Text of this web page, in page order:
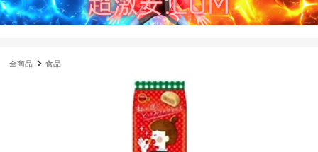
全商品 食品